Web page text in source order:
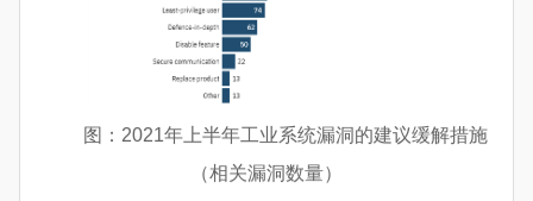
图：2021年上半年工业系统漏洞的建议缓解措施
（相关漏洞数量）